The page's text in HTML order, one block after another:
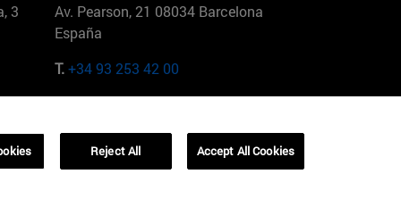
3
Av. Pearson, 21 08034 Barcelona
España
T.+34 93 253 42 00
01321001 Bela Vista Brasil
Reject All Accept All Cookies